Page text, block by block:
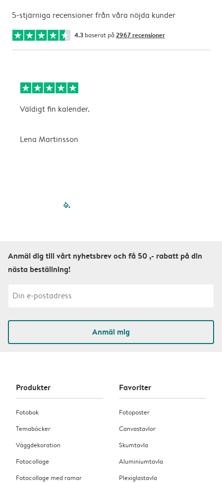
5-stjärniga recensioner från våra nöjda kunder
4.3 baserat på 2967 recensioner
Väldigt fin kalender.
Lena Martinsson
filled-pagination
Anmäl dig till vårt nyhetsbrev och få 50 ,- rabatt på din
nästa beställning!
Anmäl mig
Produkter
Fotobok
Temaböcker
Väggdekoration
Fotocollage
Fotocollage med ramar
Favoriter
Fotoposter
Canvastavlor
Skumtavla
Aluminiumtavla
Plexiglastavla